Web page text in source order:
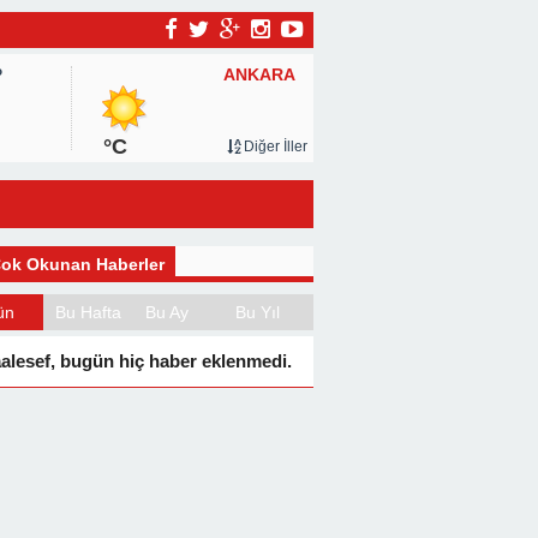
ANKARA
°C Diğer İller
Okunan Haberler
Bu Hafta Bu Ay Bu Yıl
bugün hiç haber eklenmedi.